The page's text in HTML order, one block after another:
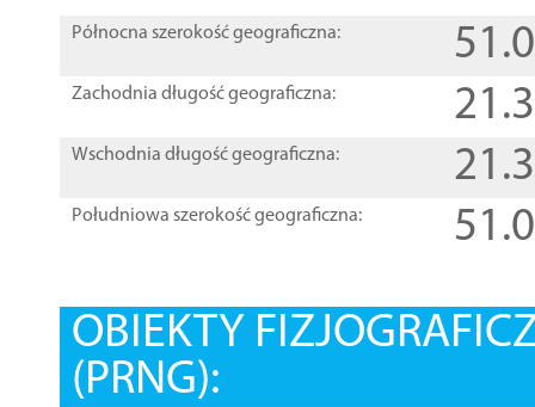
Północna szerokość geograficzna:
Zachodnia długość geograficzna:
Wschodnia długość geograficzna:
Południowa szerokość geograficzna:
OBIEKTY
(PRNG):